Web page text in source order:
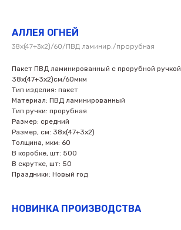
АЛЛЕЯ ОГНЕЙ
38х(47+3х2)/60/ПВД ламинир./прорубная
Пакет ПВД ламинированный с прорубной ручкой
38х(47+3х2)см/60мкм
Тип изделия: пакет
Материал: ПВД ламинированный
Тип ручки: прорубная
Размер: средний
Размер, см: 38х(47+3х2)
Толщина, мкм: 60
В коробке, шт: 500
В скрутке, шт: 50
Праздники: Новый год
НОВИНКА ПРОИЗВОДСТВА